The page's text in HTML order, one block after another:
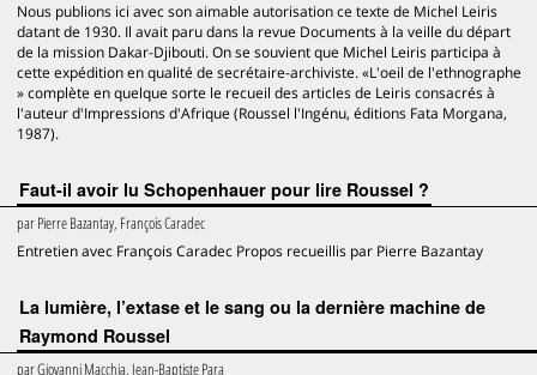
Nous publions ici avec son aimable autorisation ce texte de Michel Leiris
datant de 1930. Il avait paru dans la revue Documents à la veille du départ
de la mission Dakar-Djibouti. On se souvient que Michel Leiris participa à
cette expédition en qualité de secrétaire-archiviste. «L'oeil de l'ethnographe
» complète en quelque sorte le recueil des articles de Leiris consacrés à
l'auteur d'Impressions d'Afrique (Roussel l'Ingénu, éditions Fata Morgana,
1987).
Faut-il avoir lu Schopenhauer pour lire Roussel ?
parPierre Bazantay, François Caradec
Entretien avec François Caradec Propos recueillis par Pierre Bazantay
La lumière, l’extase et le sang ou la dernière machine de
Raymond Roussel
parGiovanni Macchia, Jean-Baptiste Para